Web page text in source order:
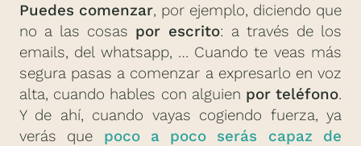
Puedes comenzar, por ejemplo, diciendo que
no a las cosas por escrito: a través de los
emails, del whatsapp, … Cuando te veas más
segura pasas a comenzar a expresarlo en voz
alta, cuando hables con alguien por teléfono.
Y de ahí, cuando vayas cogiendo fuerza, ya
verás que poco a poco serás capaz de